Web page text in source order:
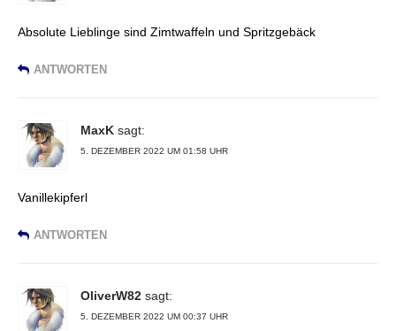
Absolute Lieblinge sind Zimtwaffeln und Spritzgebäck
ANTWORTEN
MaxK sagt:
5. DEZEMBER 2022 UM 01:58 UHR
Vanillekipferl
ANTWORTEN
OliverW82 sagt:
5. DEZEMBER 2022 UM 00:37 UHR